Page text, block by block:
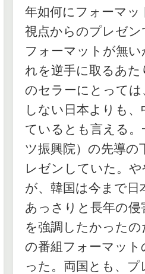
年如何にフォーマ
視点からのプレゼ
フォーマットが無
れを逆手に取るあ
のセラーにとって
しない日本よりも
ているとも言える
ツ振興院）の先導
レゼンしていた。
が、韓国は今まで
あっさりと長年の
を強調したかった
の番組フォーマッ
った。両国とも、